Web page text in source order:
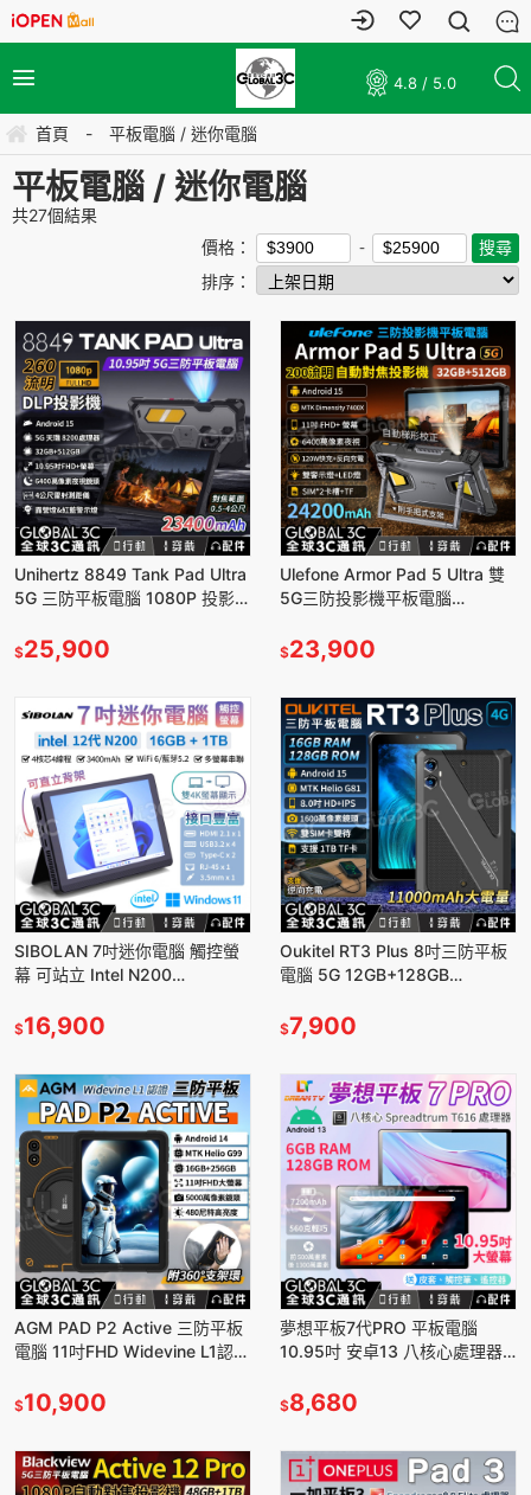
4.8 / 5.0
首頁 - 平板電腦 / 迷你電腦
平板電腦 / 迷你電腦
共27個結果
價格：
排序：
Unihertz 8849 Tank Pad Ultra
5G 三防平板電腦 1080P 投影機
$25,900
Ulefone Armor Pad 5 Ultra 雙
5G三防投影機平板電腦
頭
$23,900
SIBOLAN 7吋迷你電腦 觸控螢
幕 可站立 Intel N200
$16,900
Oukitel RT3 Plus 8吋三防平板
電腦 5G 12GB+128GB
$7,900
AGM PAD P2 Active 三防平板
電腦 11吋FHD Widevine L1認證
$10,900
夢想平板7代PRO 平板電腦
10.95吋 安卓13 八核心處理器
筆/遙控器
$8,680